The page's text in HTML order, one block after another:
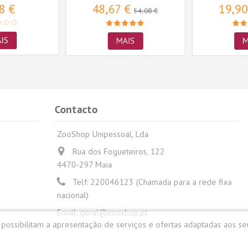
€ 48,67 €54,08 €
MAIS
Contacto
ZooShop Unipessoal, Lda
Rua dos Fogueteiros, 122
4470-297 Maia
Telf: 220046123 (Chamada para a rede fixa
nacional)
Email:geral@zooshop.pt
a apresentação de serviços e ofertas adaptadas aos